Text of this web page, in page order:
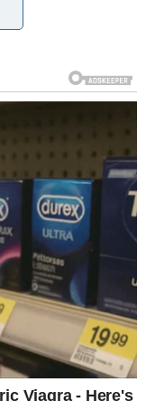
kada istina
situacije
konačno vide
dolazi.
greške. Ako ste
se menja. Ili
rešena u vašu
ali samo ako